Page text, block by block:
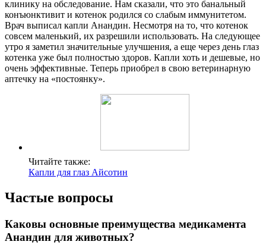
клинику на обследование. Нам сказали, что это банальный
конъюнктивит и котенок родился со слабым иммунитетом.
Врач выписал капли Анандин. Несмотря на то, что котенок
совсем маленький, их разрешили использовать. На следующее
утро я заметил значительные улучшения, а еще через день глаз
котенка уже был полностью здоров. Капли хоть и дешевые, но
очень эффективные. Теперь приобрел в свою ветеринарную
аптечку на «постоянку».
Читайте также:
Капли для глаз Айсотин
Частые вопросы
Каковы основные преимущества медикамента
Анандин для животных?